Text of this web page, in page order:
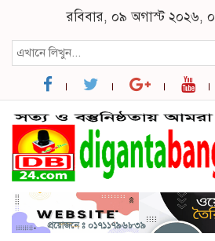
রবিবার, ০৯ অগাস্ট ২০২৬,